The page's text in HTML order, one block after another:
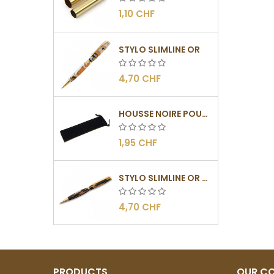
1,10 CHF
STYLO SLIMLINE OR
4,70 CHF
HOUSSE NOIRE POUR STYLOS
1,95 CHF
STYLO SLIMLINE OR - BARRETTE PLATE
4,70 CHF